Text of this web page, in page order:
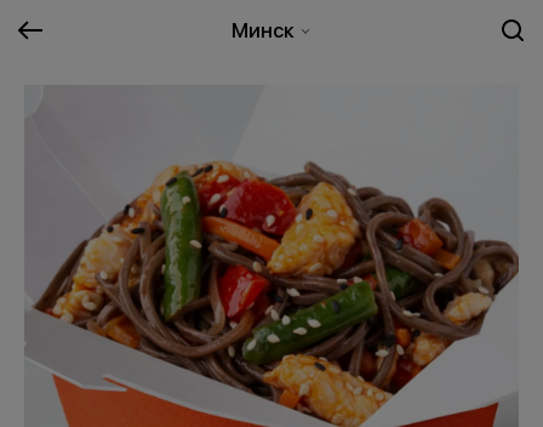
Минск